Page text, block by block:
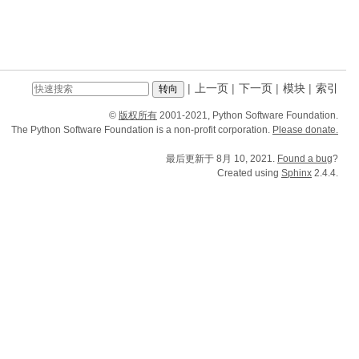
索引
模块 |
下一页 |
上一页 |
|
© 版权所有 2001-2021, Python Software Foundation.
The Python Software Foundation is a non-profit corporation. Please donate.
最后更新于 8月 10, 2021. Found a bug?
Created using Sphinx 2.4.4.